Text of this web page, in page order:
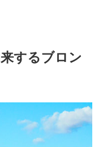
するブロン